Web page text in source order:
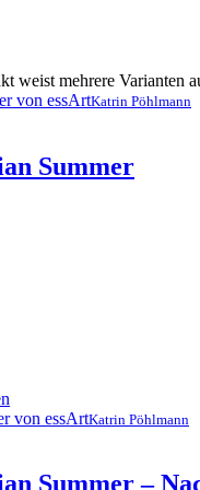
weist mehrere Varianten
Katrin Pöhlmann
Summer
Katrin Pöhlmann
Summer –